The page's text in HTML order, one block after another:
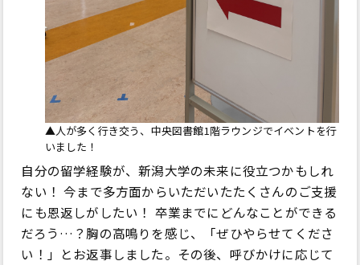
▲人が多く行き交う、中央図書館1階ラウンジでイベントを行
いました！
自分の留学経験が、新潟大学の未来に役立つかもしれ
ない！ 今まで多方面からいただいたたくさんのご支援
にも恩返しがしたい！ 卒業までにどんなことができる
だろう…？胸の高鳴りを感じ、「ぜひやらせてくださ
い！」とお返事しました。その後、呼びかけに応じて